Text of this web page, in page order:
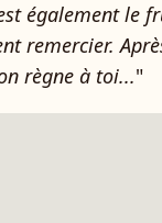
également le
remercier.
règne à toi..."